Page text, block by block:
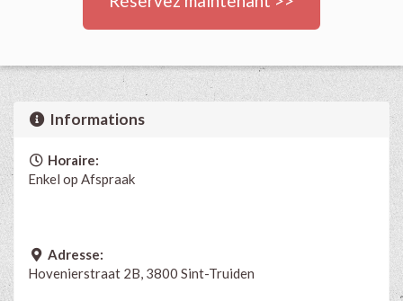
Informations
Horaire:
Enkel op Afspraak
Adresse:
Hovenierstraat 2B, 3800 Sint-Truiden